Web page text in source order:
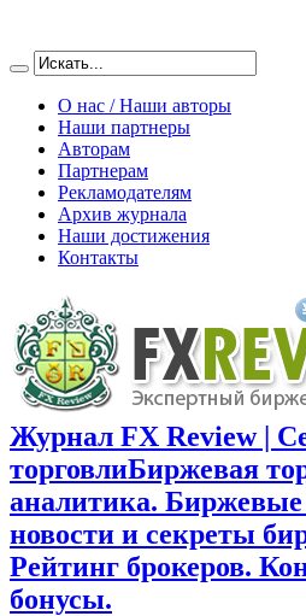
О нас / Наши авторы
Наши партнеры
Авторам
Партнерам
Рекламодателям
Архив журнала
Наши достижения
Контакты
Журнал FX Review |
торговлиБиржевая
аналитика.
новости и секреты
Рейтинг брокеров.
бонусы.